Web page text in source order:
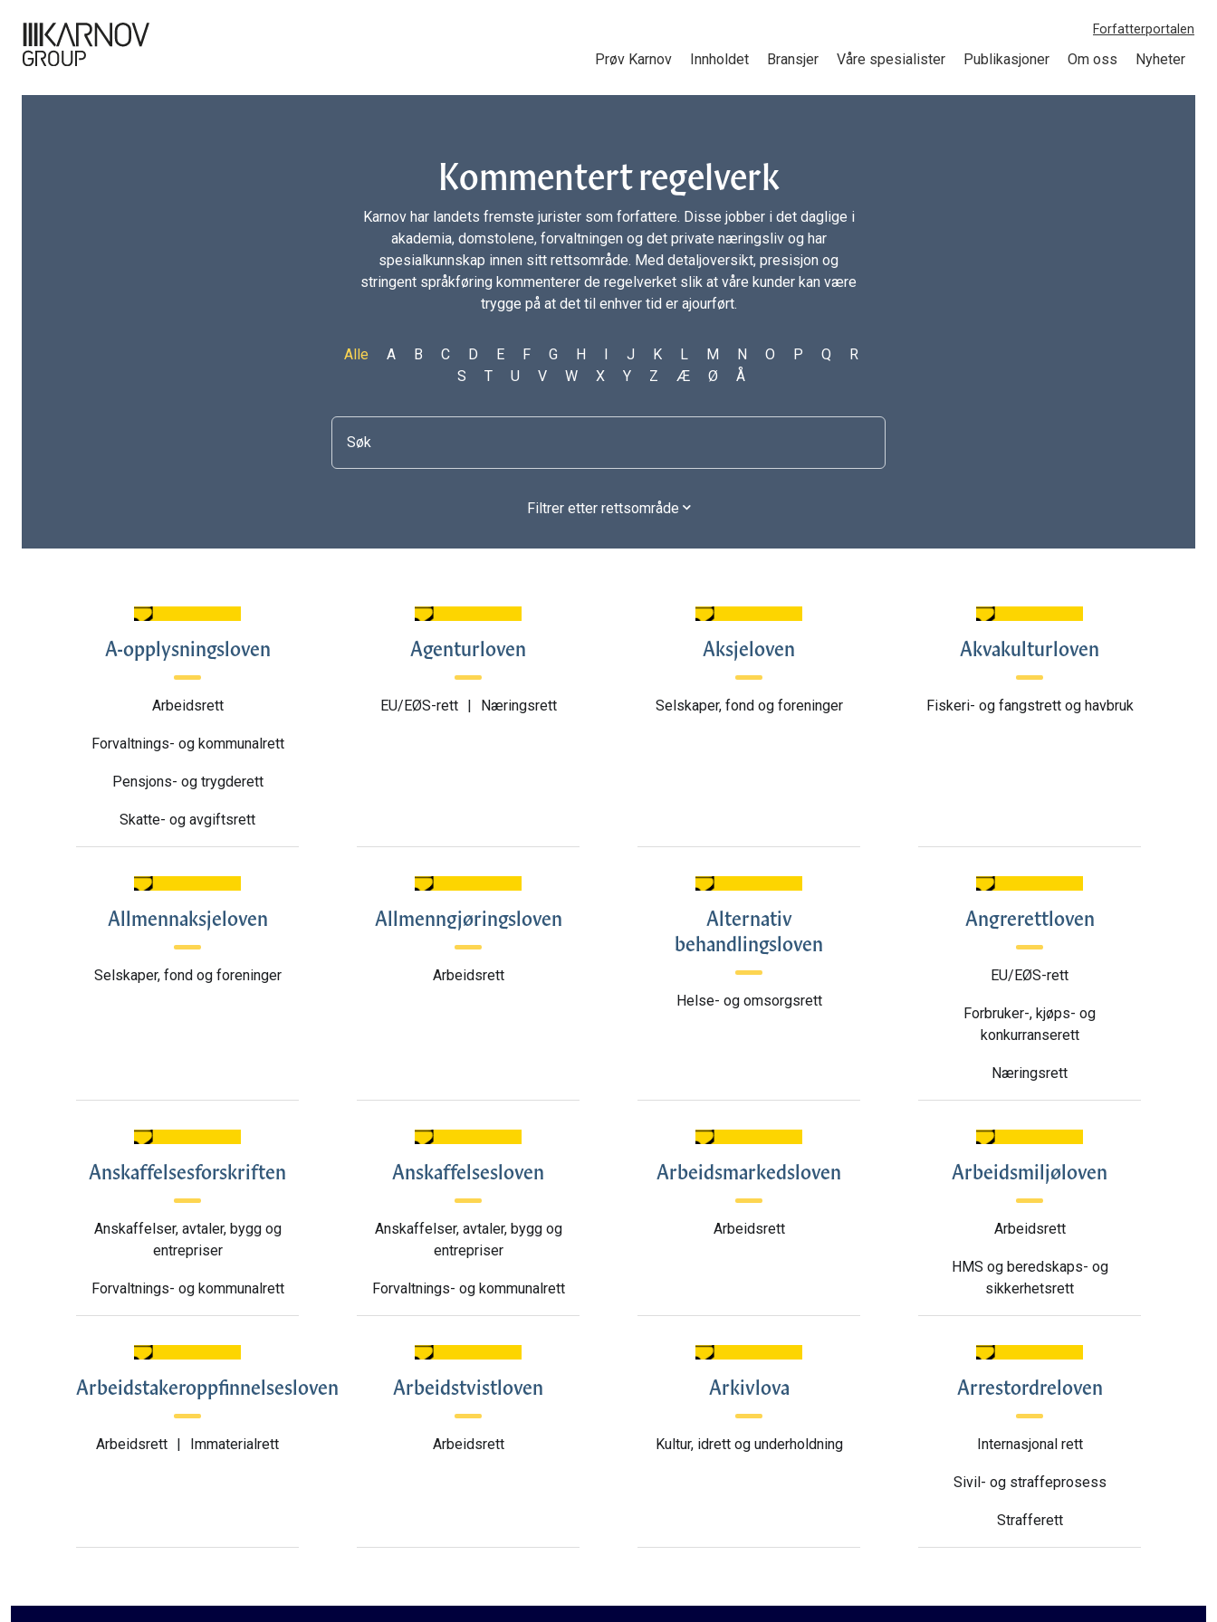
Forfatterportalen
Prøv Karnov Innholdet Bransjer Våre spesialister Publikasjoner Om oss Nyheter
Kommentert regelverk
Karnov har landets fremste jurister som forfattere. Disse jobber i det daglige i
akademia, domstolene, forvaltningen og det private næringsliv og har
spesialkunnskap innen sitt rettsområde. Med detaljoversikt, presisjon og
stringent språkføring kommenterer de regelverket slik at våre kunder kan være
trygge på at det til enhver tid er ajourført.
Filtrer etter rettsområde
A-opplysningsloven
Arbeidsrett
Forvaltnings- og kommunalrett
Pensjons- og trygderett
Skatte- og avgiftsrett
Agenturloven
EU/EØS-rett | Næringsrett
Aksjeloven
Selskaper, fond og foreninger
Akvakulturloven
Fiskeri- og fangstrett og havbruk
Allmennaksjeloven
Selskaper, fond og foreninger
Allmenngjøringsloven
Arbeidsrett
Alternativ
behandlingsloven
Helse- og omsorgsrett
Angrerettloven
EU/EØS-rett
Forbruker-, kjøps- og
konkurranserett
Næringsrett
Anskaffelsesforskriften
Anskaffelser, avtaler, bygg og
entrepriser
Forvaltnings- og kommunalrett
Anskaffelsesloven
Anskaffelser, avtaler, bygg og
entrepriser
Forvaltnings- og kommunalrett
Arbeidsmarkedsloven
Arbeidsrett
Arbeidsmiljøloven
Arbeidsrett
HMS og beredskaps- og
sikkerhetsrett
Arbeidstakeroppfinnelsesloven
Arbeidsrett | Immaterialrett
Arbeidstvistloven
Arbeidsrett
Arkivlova
Kultur, idrett og underholdning
Arrestordreloven
Internasjonal rett
Sivil- og straffeprosess
Strafferett